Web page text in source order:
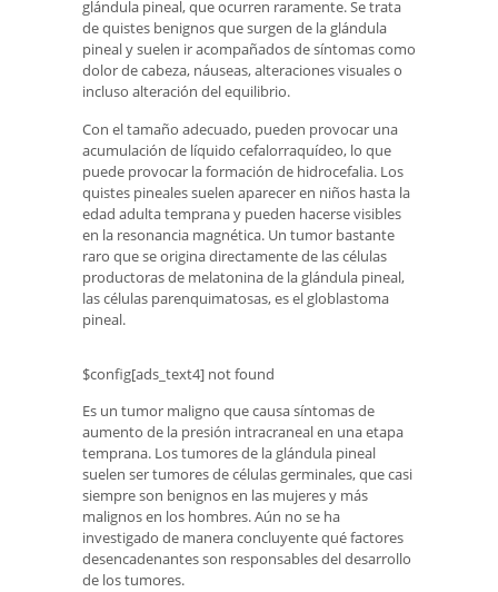
glándula pineal, que ocurren raramente. Se trata
de quistes benignos que surgen de la glándula
pineal y suelen ir acompañados de síntomas como
dolor de cabeza, náuseas, alteraciones visuales o
incluso alteración del equilibrio.
Con el tamaño adecuado, pueden provocar una
acumulación de líquido cefalorraquídeo, lo que
puede provocar la formación de hidrocefalia. Los
quistes pineales suelen aparecer en niños hasta la
edad adulta temprana y pueden hacerse visibles
en la resonancia magnética. Un tumor bastante
raro que se origina directamente de las células
productoras de melatonina de la glándula pineal,
las células parenquimatosas, es el globlastoma
pineal.
$config[ads_text4] not found
Es un tumor maligno que causa síntomas de
aumento de la presión intracraneal en una etapa
temprana. Los tumores de la glándula pineal
suelen ser tumores de células germinales, que casi
siempre son benignos en las mujeres y más
malignos en los hombres. Aún no se ha
investigado de manera concluyente qué factores
desencadenantes son responsables del desarrollo
de los tumores.